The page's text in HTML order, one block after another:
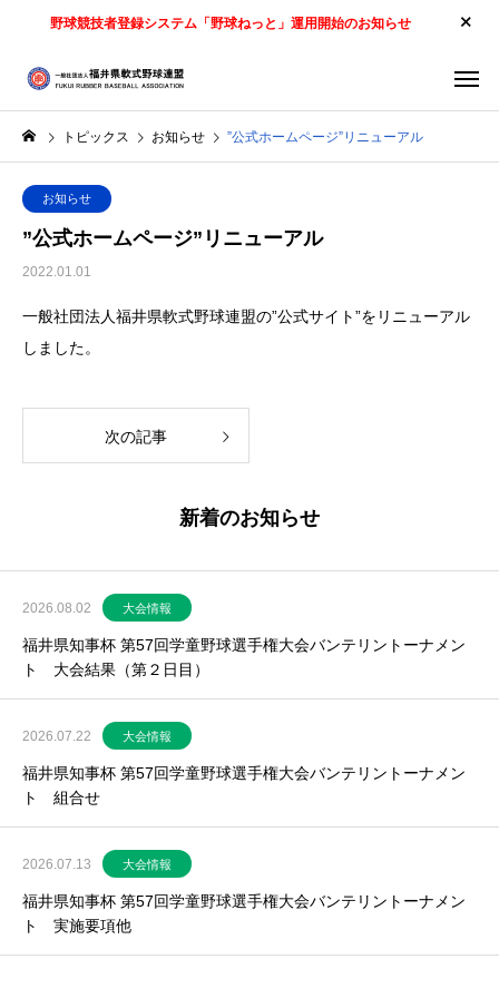
野球競技者登録システム「野球ねっと」運用開始のお知らせ
トピックス お知らせ ”公式ホームページ”リニューアル
お知らせ
”公式ホームページ”リニューアル
2022.01.01
一般社団法人福井県軟式野球連盟の”公式サイト”をリニューアル
しました。
次の記事
新着のお知らせ
2026.08.02 大会情報
福井県知事杯 第57回学童野球選手権大会バンテリントーナメン
ト 大会結果（第２日目）
2026.07.22 大会情報
福井県知事杯 第57回学童野球選手権大会バンテリントーナメン
ト 組合せ
2026.07.13 大会情報
福井県知事杯 第57回学童野球選手権大会バンテリントーナメン
ト 実施要項他